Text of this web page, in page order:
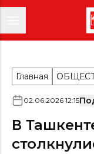
Главная
02.06.2026 12:15
В